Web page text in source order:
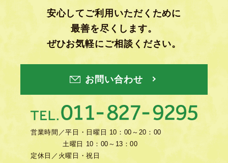
安心してご利用いただくために
最善を尽くします。
ぜひお気軽にご相談ください。
お問い合わせ
営業時間／平日・日曜日 10：00～20：00
土曜日 10：00～13：00
定休日／ 火曜日・祝日